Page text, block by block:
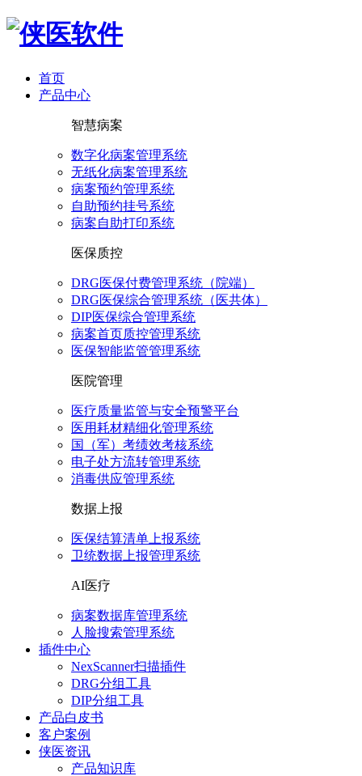
首页
产品中心
智慧病案
数字化病案管理系统
无纸化病案管理系统
病案预约管理系统
自助预约挂号系统
病案自助打印系统
医保质控
DRG医保付费管理系统（院端）
DRG医保综合管理系统（医共体）
DIP医保综合管理系统
病案首页质控管理系统
医保智能监管管理系统
医院管理
医疗质量监管与安全预警平台
医用耗材精细化管理系统
国（军）考绩效考核系统
电子处方流转管理系统
消毒供应管理系统
数据上报
医保结算清单上报系统
卫统数据上报管理系统
AI医疗
病案数据库管理系统
人脸搜索管理系统
插件中心
NexScanner扫描插件
DRG分组工具
DIP分组工具
产品白皮书
客户案例
侠医资讯
产品知识库